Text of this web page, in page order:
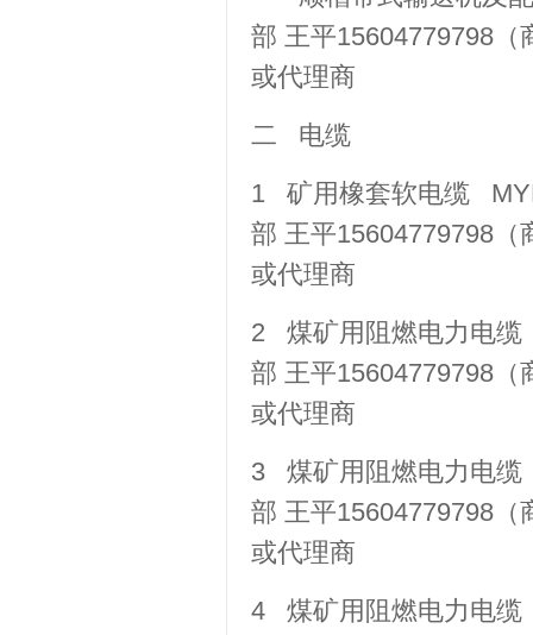
部 王平15604779798
或代理商
二 电
1 矿用橡套软电缆
部 王平15604779798
或代理商
2 煤矿用阻燃电力电
部 王平15604779798
或代理商
3 煤矿用阻燃电力电
部 王平15604779798
或代理商
4 煤矿用阻燃电力电